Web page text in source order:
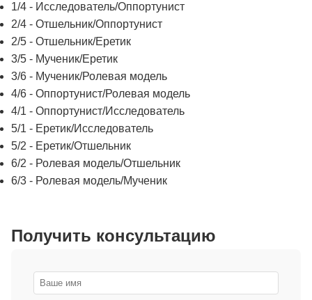
1/4 - Исследователь/Оппортунист
2/4 - Отшельник/Оппортунист
2/5 - Отшельник/Еретик
3/5 - Мученик/Еретик
3/6 - Мученик/Ролевая модель
4/6 - Оппортунист/Ролевая модель
4/1 - Оппортунист/Исследователь
5/1 - Еретик/Исследователь
5/2 - Еретик/Отшельник
6/2 - Ролевая модель/Отшельник
6/3 - Ролевая модель/Мученик
Получить консультацию